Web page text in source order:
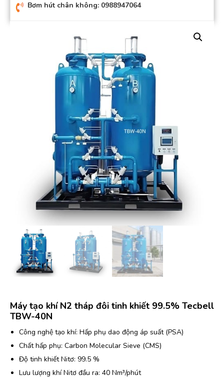
Bơm hút chân không: 0988947064
Máy tạo khí N2 tháp đôi tinh khiết 99.5% Tecbell
TBW-40N
Công nghệ tạo khí: Hấp phụ dao động áp suất (PSA)
Chất hấp phụ: Carbon Molecular Sieve (CMS)
Độ tinh khiết Nitơ: 99.5 %
Lưu lượng khí Nitơ đầu ra: 40 Nm³/phút